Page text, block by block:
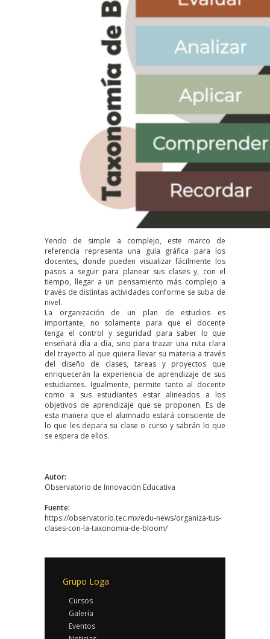
Yendo de simple a complejo, este marco de
referencia representa una guía gráfica para los
docentes, donde pueden visualizar fácilmente los
pasos a seguir para planear sus clases y, con el
tiempo, llegar a un pensamiento más complejo a
través de distintas actividades conforme se suba de
nivel.
La organización de un plan de estudios es
importante, no solamente para que el docente
tenga el control y seguridad para saber lo que
enseñará día a día, sino para trazar una ruta clara
del trayecto al que quiera llevar su materia a través
del diseño de clases, tareas y proyectos que
enriquecerán la experiencia de aprendizaje de sus
estudiantes. Igualmente, permite tanto al docente
como a sus estudiantes estar alineados a los
objetivos de aprendizaje que se proponen. Es de
esta manera que el alumnado estará consciente de
lo que les depara su clase o curso y sabrán lo que
se espera de ellos.
Autor:
Observatorio de Innovaciòn Educativa
Fuente:
https://observatorio.tec.mx/edu-news/organiza-tus-
clases-con-la-taxonomia-de-bloom/
Grupo Loga
Cursos
Galería
Eventos